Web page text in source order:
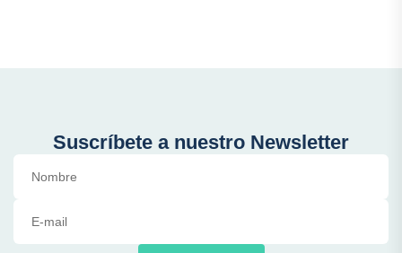
Suscríbete a nuestro Newsletter